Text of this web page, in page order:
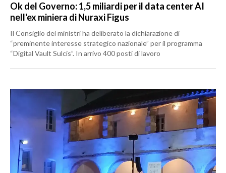
Ok del Governo: 1,5 miliardi per il data center AI
nell'ex miniera di Nuraxi Figus
Il Consiglio dei ministri ha deliberato la dichiarazione di
“preminente interesse strategico nazionale” per il programma
“Digital Vault Sulcis”. In arrivo 400 posti di lavoro